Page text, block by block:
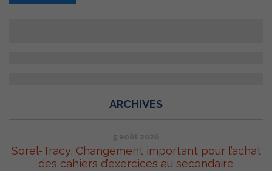
ARCHIVES
5 août 2026
Sorel-Tracy: Changement important pour l’achat
des cahiers d’exercices au secondaire